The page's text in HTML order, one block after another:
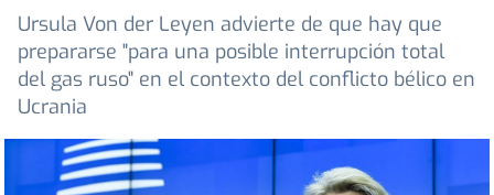
Ursula Von der Leyen advierte de que hay que
prepararse "para una posible interrupción total
del gas ruso" en el contexto del conflicto bélico en
Ucrania